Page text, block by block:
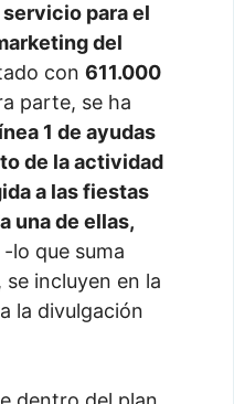
para el
del
con 611.000
parte, se ha
1 de ayudas
de la actividad
a las fiestas
una de ellas,
-lo que suma
, se incluyen en la
la divulgación